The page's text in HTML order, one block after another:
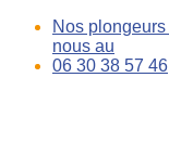
Nos
nous au
06 30 38 57 46